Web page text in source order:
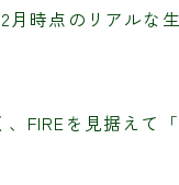
時点のリアルな
FIREを見据えて